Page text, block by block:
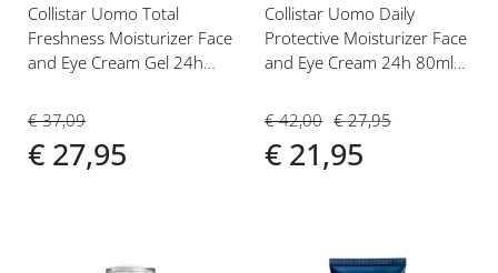
Collistar Uomo Total
Freshness Moisturizer Face
and Eye Cream Gel 24h
€ 37,09
€ 27,95
Collistar Uomo Daily
Protective Moisturizer Face
and Eye Cream 24h 80ml
€ 42,00
€ 21,95
€ 27,95